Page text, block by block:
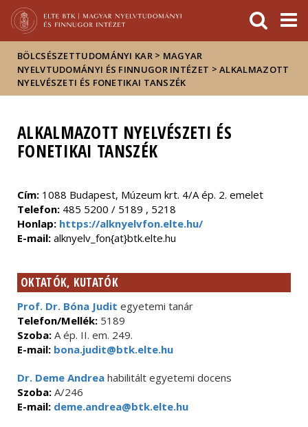
Hírek
Események
ELTE a
sajtóban
BÖLCSÉSZETTUDOMÁNYI KAR > MAGYAR
NYELVTUDOMÁNYI ÉS FINNUGOR INTÉZET > ALKALMAZOTT
NYELVÉSZETI ÉS FONETIKAI TANSZÉK
ALKALMAZOTT NYELVÉSZETI ÉS
FONETIKAI TANSZÉK
Cím: 1088 Budapest, Múzeum krt. 4/A ép. 2. emelet
Telefon: 485 5200 / 5189 , 5218
Honlap: https://alknyelvfon.elte.hu/
E-mail: alknyelv_fon{at}btk.elte.hu
OKTATÓK, KUTATÓK
Prof. Dr. Bóna Judit egyetemi tanár
Telefon/Mellék: 5189
Szoba: A ép. II. em. 249.
E-mail: bona.judit@btk.elte.hu
Dr. Deme Andrea habilitált egyetemi docens
Szoba: A/246
E-mail: deme.andrea@btk.elte.hu